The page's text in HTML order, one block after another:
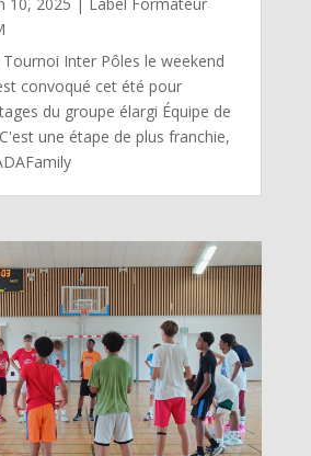
Inter Pôles le weekend
convoqué cet été pour
du groupe élargi Équipe de
une étape de plus franchie,